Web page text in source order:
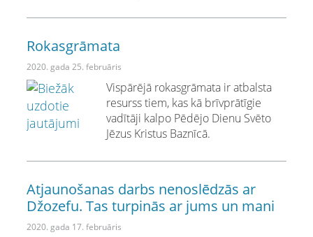
Rokasgrāmata
2020. gada 25. februāris
Vispārējā rokasgrāmata ir atbalsta
resurss tiem, kas kā brīvprātīgie
vadītāji kalpo Pēdējo Dienu Svēto
Jēzus Kristus Baznīcā.
Atjaunošanas darbs nenoslēdzās ar
Džozefu. Tas turpinās ar jums un mani
2020. gada 17. februāris